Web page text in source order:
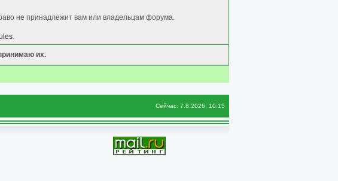
не принадлежит вам или владельцам форума.
.
их.
Сейчас: 7.8.2026, 10:15